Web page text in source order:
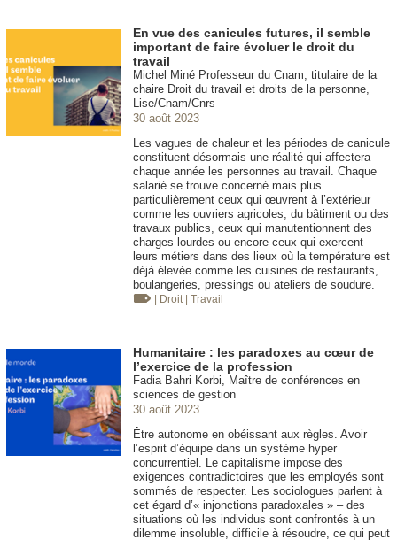
En vue des canicules futures, il semble
important de faire évoluer le droit du
travail
Michel Miné Professeur du Cnam, titulaire de la
chaire Droit du travail et droits de la personne,
Lise/Cnam/Cnrs
30 août 2023
Les vagues de chaleur et les périodes de canicule
constituent désormais une réalité qui affectera
chaque année les personnes au travail. Chaque
salarié se trouve concerné mais plus
particulièrement ceux qui œuvrent à l’extérieur
comme les ouvriers agricoles, du bâtiment ou des
travaux publics, ceux qui manutentionnent des
charges lourdes ou encore ceux qui exercent
leurs métiers dans des lieux où la température est
déjà élevée comme les cuisines de restaurants,
boulangeries, pressings ou ateliers de soudure.
| Droit | Travail
Humanitaire : les paradoxes au cœur de
l’exercice de la profession
Fadia Bahri Korbi, Maître de conférences en
sciences de gestion
30 août 2023
Être autonome en obéissant aux règles. Avoir
l’esprit d’équipe dans un système hyper
concurrentiel. Le capitalisme impose des
exigences contradictoires que les employés sont
sommés de respecter. Les sociologues parlent à
cet égard d’« injonctions paradoxales » – des
situations où les individus sont confrontés à un
dilemme insoluble, difficile à résoudre, ce qui peut